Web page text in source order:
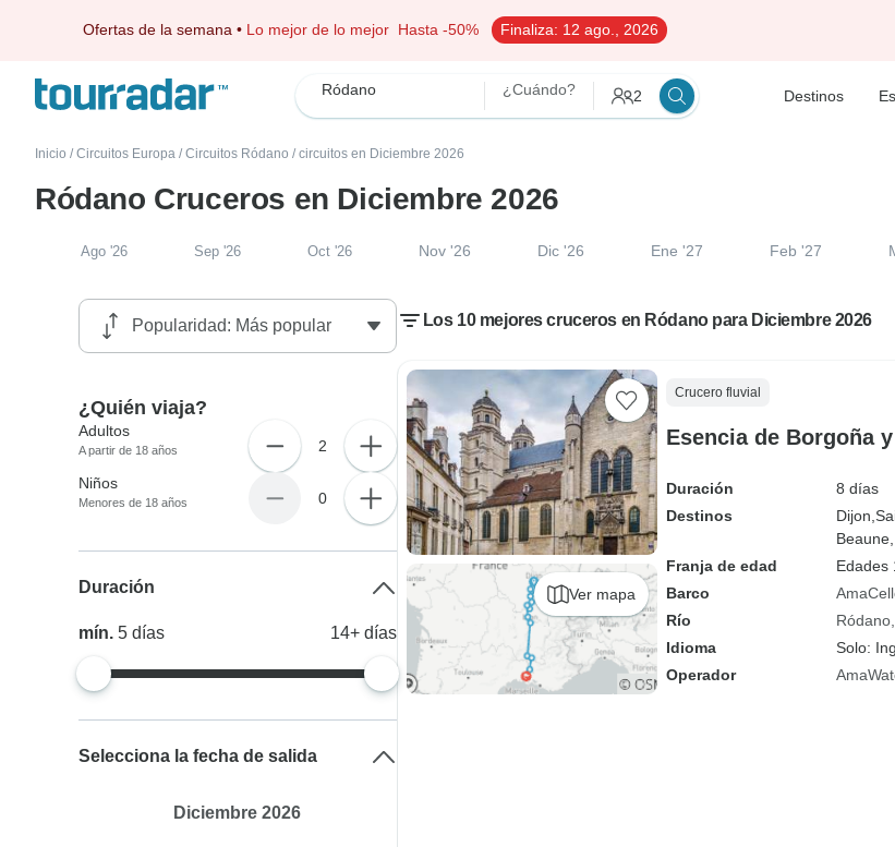
Ofertas de la semana • Lo mejor de lo mejor Hasta -50% Finaliza: 12 ago., 2026
Ródano ¿Cuándo? 2 Destinos
Inicio / Circuitos Europa / Circuitos Ródano / circuitos en Diciembre 2026
Ródano Cruceros en Diciembre 2026
Ago '26 Sep '26 Oct '26 Nov '26 Dic '26 Ene '27 Feb '27
Los 10 mejores cruceros en Ródano para Diciembre 2026
Ver mapa
Crucero fluvial
Esencia de Borgoña
Duración
8 días
Destinos
Dijon,
Beaune,
Franja de edad
Edades
Barco
Río
Ródano
Idioma
Solo:
Operador
¿Quién viaja?
Adultos
A partir de 18 años 2
Niños
Menores de 18 años 0
Duración
mín.5días 14+ días
Selecciona la fecha de salida
Diciembre 2026